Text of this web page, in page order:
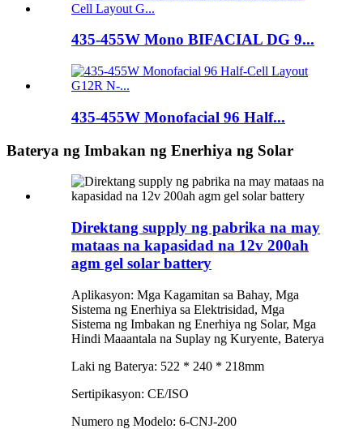
435-455W Mono BIFACIAL DG 9...
435-455W Monofacial 96 Half...
Baterya ng Imbakan ng Enerhiya ng Solar
Direktang supply ng pabrika na may
mataas na kapasidad na 12v 200ah
agm gel solar battery
Aplikasyon: Mga Kagamitan sa Bahay, Mga
Sistema ng Enerhiya sa Elektrisidad, Mga
Sistema ng Imbakan ng Enerhiya ng Solar, Mga
Hindi Maaantala na Suplay ng Kuryente, Baterya
Laki ng Baterya: 522 * 240 * 218mm
Sertipikasyon: CE/ISO
Numero ng Modelo: 6-CNJ-200